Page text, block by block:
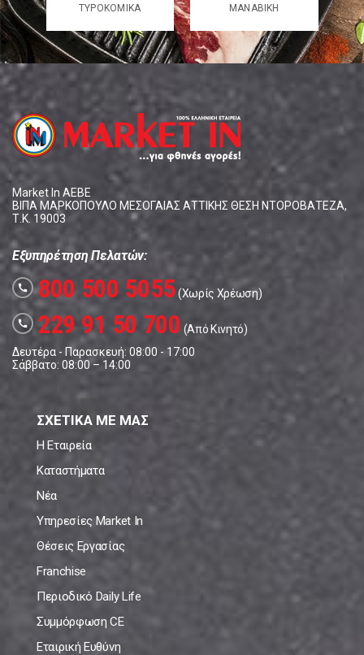
ΤΥΡΟΚΟΜΙΚΑ ΜΑΝΑΒΙΚΗ
Market In ΑΕΒΕ
ΒΙΠΑ ΜΑΡΚΟΠΟΥΛΟ ΜΕΣΟΓΑΙΑΣ ΑΤΤΙΚΗΣ ΘΕΣΗ ΝΤΟΡΟΒΑΤΕΖΑ,
Τ.Κ. 19003
Εξυπηρέτηση Πελατών:
call 800 500 5055(Χωρίς Χρέωση)
call 229 91 50 700 (Από Κινητό)
Δευτέρα - Παρασκευή: 08:00 - 17:00
Σάββατο: 08:00 – 14:00
ΣΧΕΤΙΚΑ ΜΕ ΜΑΣ
Η Εταιρεία
Καταστήματα
Νέα
Υπηρεσίες Market In
Θέσεις Εργασίας
Franchise
Περιοδικό Daily Life
Συμμόρφωση CE
Εταιρική Ευθύνη